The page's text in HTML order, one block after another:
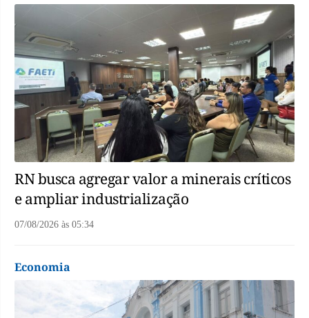
RN busca agregar valor a minerais críticos
e ampliar industrialização
07/08/2026 às 05:34
Economia